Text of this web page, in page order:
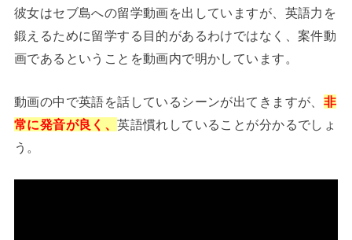
彼女はセブ島への留学動画を出していますが、英語力を
鍛えるために留学する目的があるわけではなく、案件動
画であるということを動画内で明かしています。
動画の中で英語を話しているシーンが出てきますが、 非
常に発音が良く、英語慣れしていることが分かるでしょ
う。